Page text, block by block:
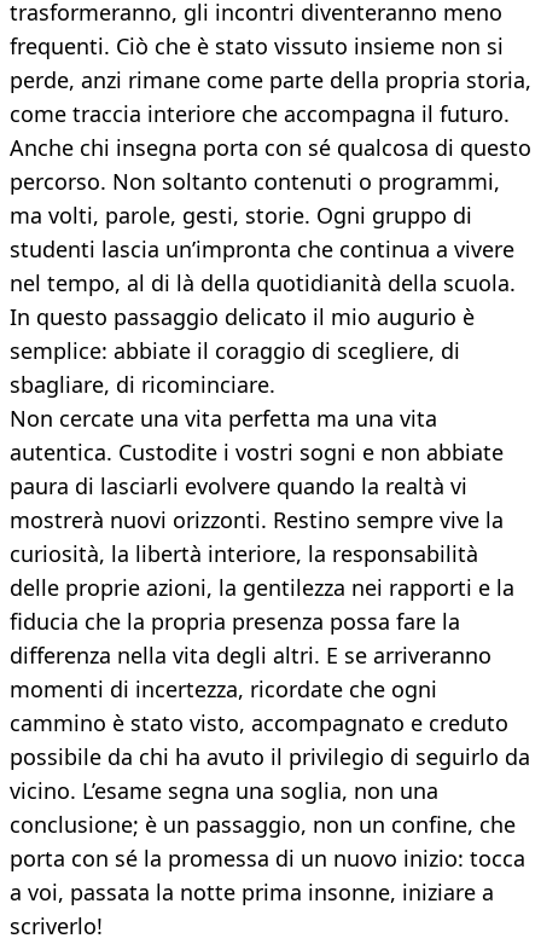
trasformeranno, gli incontri diventeranno meno
frequenti. Ciò che è stato vissuto insieme non si
perde, anzi rimane come parte della propria storia,
come traccia interiore che accompagna il futuro.
Anche chi insegna porta con sé qualcosa di questo
percorso. Non soltanto contenuti o programmi,
ma volti, parole, gesti, storie. Ogni gruppo di
studenti lascia un’impronta che continua a vivere
nel tempo, al di là della quotidianità della scuola.
In questo passaggio delicato il mio augurio è
semplice: abbiate il coraggio di scegliere, di
sbagliare, di ricominciare.
Non cercate una vita perfetta ma una vita
autentica. Custodite i vostri sogni e non abbiate
paura di lasciarli evolvere quando la realtà vi
mostrerà nuovi orizzonti. Restino sempre vive la
curiosità, la libertà interiore, la responsabilità
delle proprie azioni, la gentilezza nei rapporti e la
fiducia che la propria presenza possa fare la
differenza nella vita degli altri. E se arriveranno
momenti di incertezza, ricordate che ogni
cammino è stato visto, accompagnato e creduto
possibile da chi ha avuto il privilegio di seguirlo da
vicino. L’esame segna una soglia, non una
conclusione; è un passaggio, non un confine, che
porta con sé la promessa di un nuovo inizio: tocca
a voi, passata la notte prima insonne, iniziare a
scriverlo!